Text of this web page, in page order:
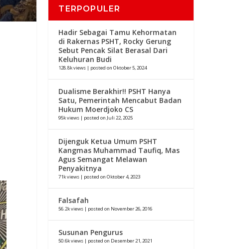
TERPOPULER
Hadir Sebagai Tamu Kehormatan
di Rakernas PSHT, Rocky Gerung
Sebut Pencak Silat Berasal Dari
Keluhuran Budi
128.8k views | posted on Oktober 5, 2024
Dualisme Berakhir!! PSHT Hanya
Satu, Pemerintah Mencabut Badan
Hukum Moerdjoko CS
95k views | posted on Juli 22, 2025
Dijenguk Ketua Umum PSHT
Kangmas Muhammad Taufiq, Mas
Agus Semangat Melawan
Penyakitnya
71k views | posted on Oktober 4, 2023
Falsafah
56.2k views | posted on November 26, 2016
Susunan Pengurus
50.6k views | posted on Desember 21, 2021